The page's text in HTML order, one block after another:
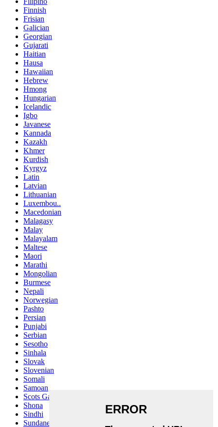
Finnish
Frisian
Galician
Georgian
Gujarati
Haitian
Hausa
Hawaiian
Hebrew
Hmong
Hungarian
Icelandic
Igbo
Javanese
Kannada
Kazakh
Khmer
Kurdish
Kyrgyz
Latin
Latvian
Lithuanian
Luxembou..
Macedonian
Malagasy
Malay
Malayalam
Maltese
Maori
Marathi
Mongolian
Burmese
Nepali
Norwegian
Pashto
Persian
Punjabi
Serbian
Sesotho
Sinhala
Slovak
Slovenian
Somali
Samoan
Scots Gaelic
Shona
Sindhi
Sundanese